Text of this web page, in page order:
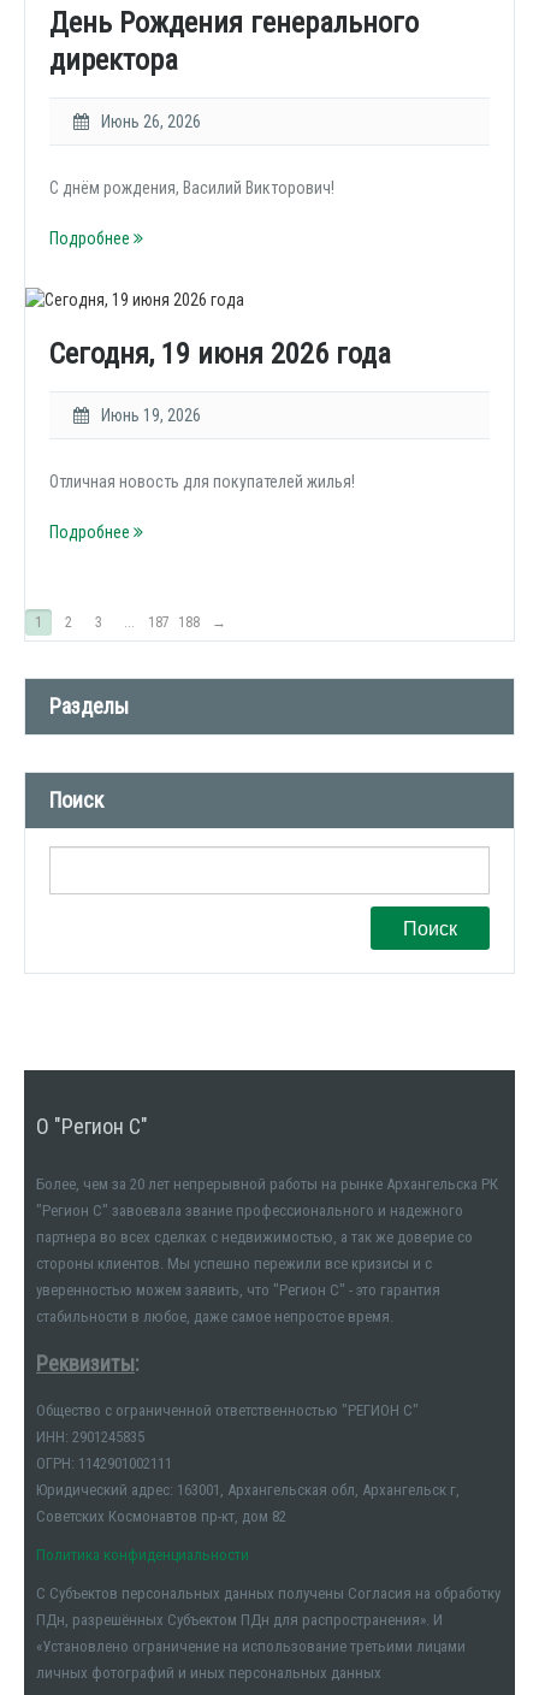
День Рождения генерального
директора
Июнь 26, 2026
С днём рождения, Василий Викторович!
Подробнее
Сегодня, 19 июня 2026 года
Июнь 19, 2026
Отличная новость для покупателей жилья!
Подробнее
1 2 3 ... 187 188 →
Разделы
Новости компании (509)
СМИ о нас (1)
Поиск
Поиск
О "Регион С"
Более, чем за 20 лет непрерывной работы на рынке Архангельска РК
"Регион С" завоевала звание профессионального и надежного
партнера во всех сделках с недвижимостью, а так же доверие со
стороны клиентов. Мы успешно пережили все кризисы и с
уверенностью можем заявить, что "Регион С" - это гарантия
стабильности в любое, даже самое непростое время.
Реквизиты:
Общество с ограниченной ответственностью "РЕГИОН С"
ИНН: 2901245835
ОГРН: 1142901002111
Юридический адрес: 163001, Архангельская обл, Архангельск г,
Советских Космонавтов пр-кт, дом 82
Политика конфиденциальности
С Субъектов персональных данных получены Согласия на обработку
ПДн, разрешённых Субъектом ПДн для распространения». И
«Установлено ограничение на использование третьими лицами
личных фотографий и иных персональных данных